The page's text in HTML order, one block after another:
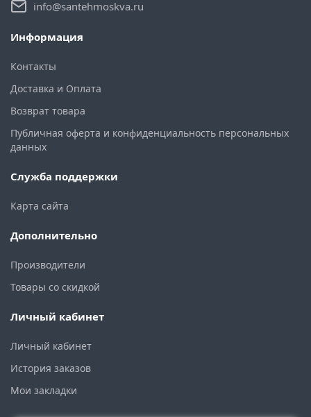
info@santehmoskva.ru
Информация
Контакты
Доставка и Оплата
Возврат товара
Публичная оферта и конфиденциальность персональных
данных
Служба поддержки
Карта сайта
Дополнительно
Производители
Товары со скидкой
Личный кабинет
Личный кабинет
История заказов
Мои закладки